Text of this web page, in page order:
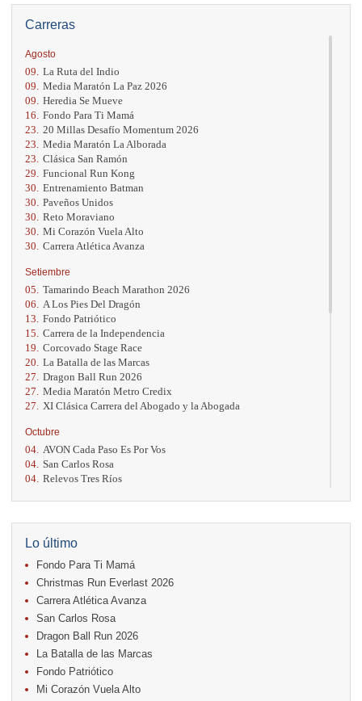
Carreras
Agosto
09. La Ruta del Indio
09. Media Maratón La Paz 2026
09. Heredia Se Mueve
16. Fondo Para Ti Mamá
23. 20 Millas Desafío Momentum 2026
23. Media Maratón La Alborada
23. Clásica San Ramón
29. Funcional Run Kong
30. Entrenamiento Batman
30. Paveños Unidos
30. Reto Moraviano
30. Mi Corazón Vuela Alto
30. Carrera Atlética Avanza
Setiembre
05. Tamarindo Beach Marathon 2026
06.
A Los Pies Del Dragón
13. Fondo Patriótico
15. Carrera de la Independencia
19. Corcovado Stage Race
20. La Batalla de las Marcas
27. Dragon Ball Run 2026
27. Media Maratón Metro Credix
27.
XI Clásica Carrera del Abogado y la Abogada
Octubre
04. AVON Cada Paso Es Por Vos
04. San Carlos Rosa
04. Relevos Tres Ríos
17. Caribe Paradise Run
18.
Casa Turire Trail Run
18. Warriors Run Circuit
18. Samsung Jacó Beach Half Marathon 2026
25. KRun by Under Armour
25. Run Alajuela
Noviembre
08. Lindora Run
15. Entre Pan y Rosas
Diciembre
Lo último
Fondo Para Ti Mamá
Christmas Run Everlast 2026
Carrera Atlética Avanza
San Carlos Rosa
Dragon Ball Run 2026
La Batalla de las Marcas
Fondo Patriótico
Mi Corazón Vuela Alto